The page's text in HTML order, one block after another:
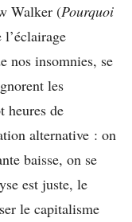
Walker (Pourquoi
nos insomnies, se
les
heures de
alternative : on
baisse, on se
est juste, le
le capitalisme